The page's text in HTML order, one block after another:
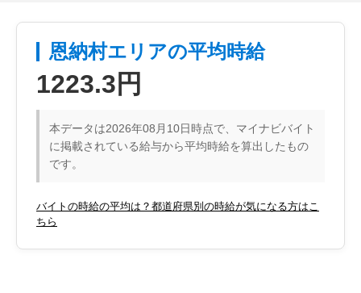
恩納村エリアの平均時給
1223.3円
本データは2026年08月10日時点で、マイナビバイト
に掲載されている給与から平均時給を算出したもの
です。
バイトの時給の平均は？都道府県別の時給が気になる方はこ
ちら